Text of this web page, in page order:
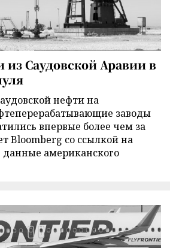
Саудовской Аравии в
нефти на
заводы
впервые более чем за
Bloomberg со ссылкой на
американского